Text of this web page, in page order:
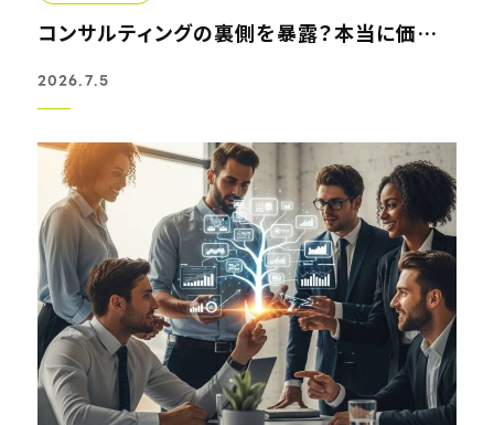
コンサルティングの裏側を暴露？本当に価値ある戦略パートナ...
2026.7.5